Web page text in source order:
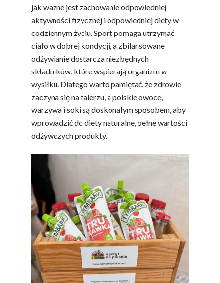
jak ważne jest zachowanie odpowiedniej
aktywności fizycznej i odpowiedniej diety w
codziennym życiu. Sport pomaga utrzymać
ciało w dobrej kondycji, a zbilansowane
odżywianie dostarcza niezbędnych
składników, które wspierają organizm w
wysiłku. Dlatego warto pamiętać, że zdrowie
zaczyna się na talerzu, a polskie owoce,
warzywa i soki są doskonałym sposobem, aby
wprowadzić do diety naturalne, pełne wartości
odżywczych produkty.